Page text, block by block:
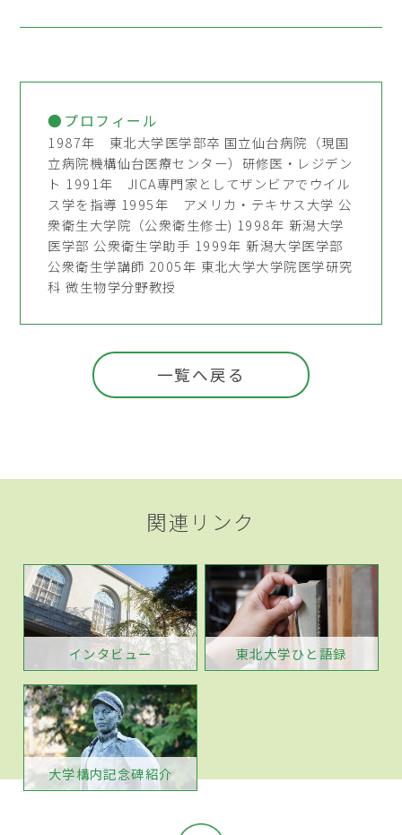
●プロフィール
1987年 東北大学医学部卒 国立仙台病院（現国
立病院機構仙台医療センター）研修医・レジデン
ト 1991年 JICA専門家としてザンビアでウイル
ス学を指導 1995年 アメリカ・テキサス大学 公
衆衛生大学院（公衆衛生修士) 1998年 新潟大学
医学部 公衆衛生学助手 1999年 新潟大学医学部
公衆衛生学講師 2005年 東北大学大学院医学研究
科 微生物学分野教授
一覧へ戻る
関連リンク
インタビュー 東北大学ひと語録
大学構内記念碑紹介